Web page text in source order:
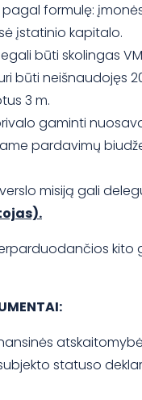
formulę:
įstatinio kapitalo.
būti skolingas
būti neišnaudojęs
3 m.
gaminti
pardavimų
misiją gali
kito
statuso